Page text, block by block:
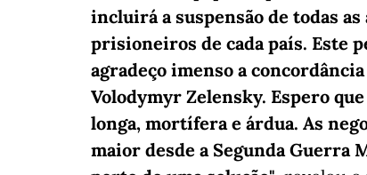
incluirá a suspensão de todas
prisioneiros de cada país. Este
agradeço imenso a
Volodymyr Zelensky. Espero
longa, mortífera e árdua. As
maior desde a Segunda Guerra